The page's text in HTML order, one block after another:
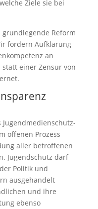
Ziele sie bei
Reform
fordern Aufklärung
an
einer Zensur von
offenen Prozess
aller betroffenen
Jugendschutz darf
Politik und
ausgehandelt
und ihre
ebenso